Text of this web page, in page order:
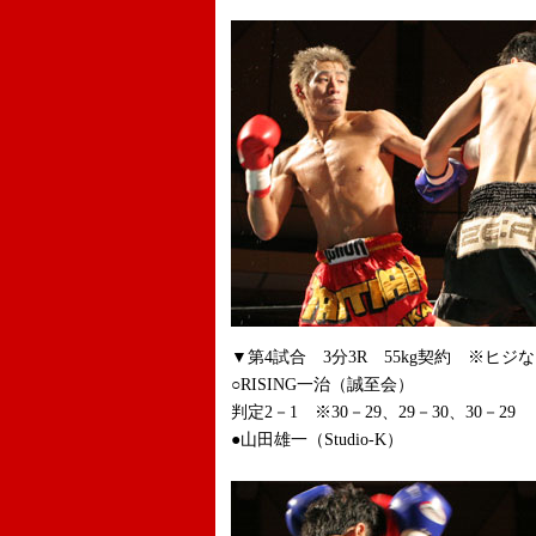
▼第4試合 3分3R 55kg契約 ※ヒジな
○RISING一治（誠至会）
判定2－1 ※30－29、29－30、30－29
●山田雄一（Studio-K）